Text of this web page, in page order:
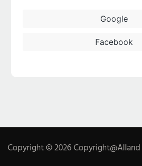
Google
Facebook
Copyright © 2026